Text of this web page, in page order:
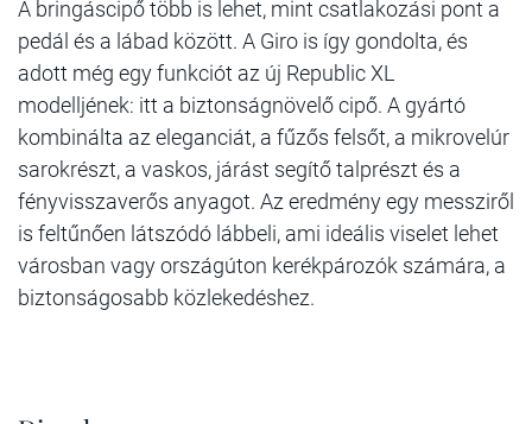
A bringáscipő több is lehet, mint csatlakozási pont a
pedál és a lábad között. A Giro is így gondolta, és
adott még egy funkciót az új Republic XL
modelljének: itt a biztonságnövelő cipő. A gyártó
kombinálta az eleganciát, a fűzős felsőt, a mikrovelúr
sarokrészt, a vaskos, járást segítő talprészt és a
fényvisszaverős anyagot. Az eredmény egy messziről
is feltűnően látszódó lábbeli, ami ideális viselet lehet
városban vagy országúton kerékpározók számára, a
biztonságosabb közlekedéshez.